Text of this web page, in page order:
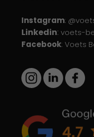
Instagram:
Linkedin: voets-
Facebook: Voets